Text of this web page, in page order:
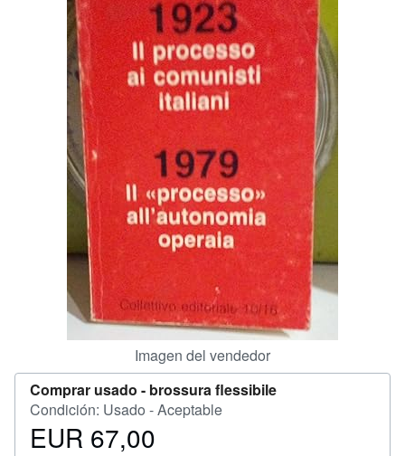
Vendedores
Comenzar a vender
CERRAR
Imagen del vendedor
Comprar usado - brossura flessibile
Condición: Usado - Aceptable
Precio
EUR 67,00